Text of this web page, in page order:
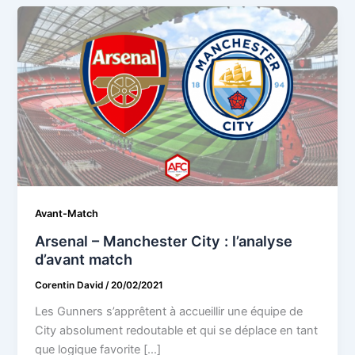
Avant-Match
Arsenal – Manchester City : l’analyse
d’avant match
Corentin David /20/02/2021
Les Gunners s’apprêtent à accueillir une équipe de
City absolument redoutable et qui se déplace en tant
que logique favorite […]